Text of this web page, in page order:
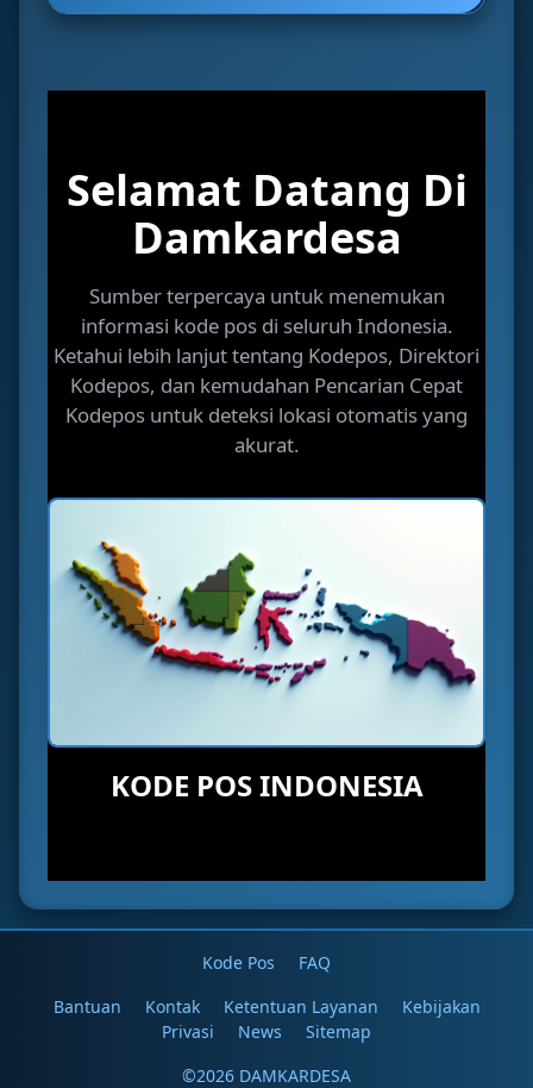
Selamat Datang Di
Damkardesa
Sumber terpercaya untuk menemukan
informasi kode pos di seluruh Indonesia.
Ketahui lebih lanjut tentang Kodepos, Direktori
Kodepos, dan kemudahan Pencarian Cepat
Kodepos untuk deteksi lokasi otomatis yang
akurat.
KODE POS INDONESIA
Kode Pos
FAQ
Bantuan
Kontak Ketentuan Layanan
Kebijakan
Privasi
News
Sitemap
©2026 DAMKARDESA